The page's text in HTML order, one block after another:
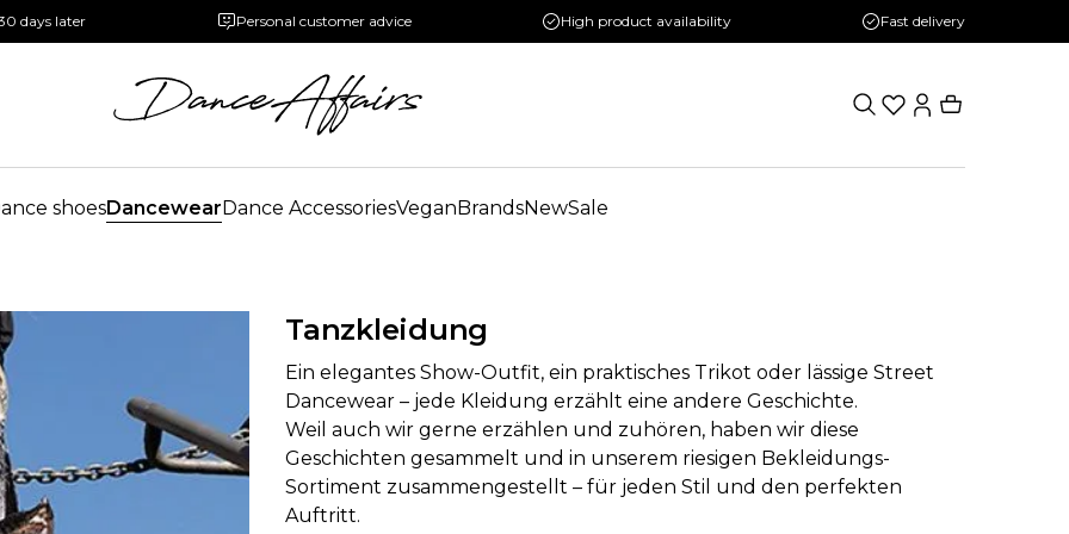
days later Personal customer advice High product availability Fast delivery
shoesDancewearDance AccessoriesVeganBrandsNewSale
Tanzkleidung
Ein elegantes Show-Outfit, ein praktisches Trikot oder lässige Street
Dancewear – jede Kleidung erzählt eine andere Geschichte.
Weil auch wir gerne erzählen und zuhören, haben wir diese
Geschichten gesammelt und in unserem riesigen Bekleidungs-
Sortiment zusammengestellt – für jeden Stil und den perfekten
Auftritt.